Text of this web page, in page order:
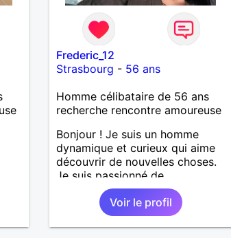
Frederic_12
Strasbourg - 56 ans
Homme célibataire de 56 ans
recherche rencontre amoureuse
Bonjour ! Je suis un homme
dynamique et curieux qui aime
découvrir de nouvelles choses.
Je suis passionné de
sport,musique douce,ballade et
autres J'adore passer du temps
avec mes proches et partager
des moments inoubliables.
Voir le profil